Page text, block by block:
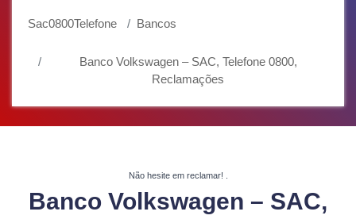
Sac0800Telefone Bancos
Banco Volkswagen – SAC, Telefone 0800,
Reclamações
Não hesite em reclamar!
Banco Volkswagen – SAC,